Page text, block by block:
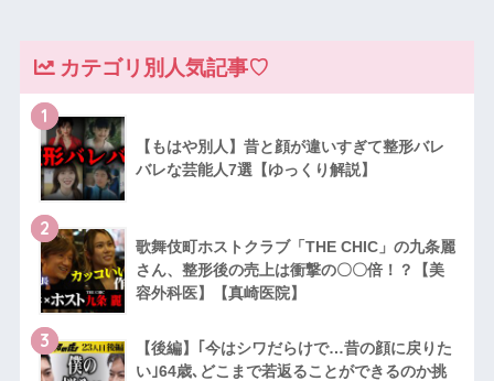
カテゴリ別人気記事♡
1
【もはや別人】昔と顔が違いすぎて整形バレ
バレな芸能人7選【ゆっくり解説】
2
歌舞伎町ホストクラブ「THE CHIC」の九条麗
さん、整形後の売上は衝撃の〇〇倍！？【美
容外科医】【真崎医院】
3
【後編】｢今はシワだらけで…昔の顔に戻りた
い｣64歳､どこまで若返ることができるのか挑